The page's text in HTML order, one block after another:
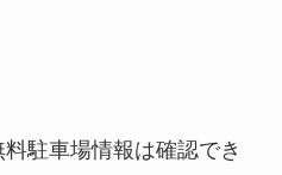
駐車場情報は確認でき